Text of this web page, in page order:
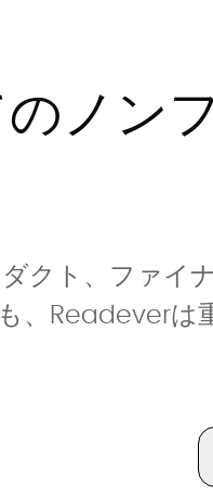
ノン
クト、ファイ
、Readeverは